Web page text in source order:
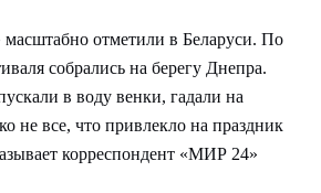
отметили в Беларуси. По
собрались на берегу Днепра.
в воду венки, гадали на
не все, что привлекло на праздник
корреспондент «МИР 24»